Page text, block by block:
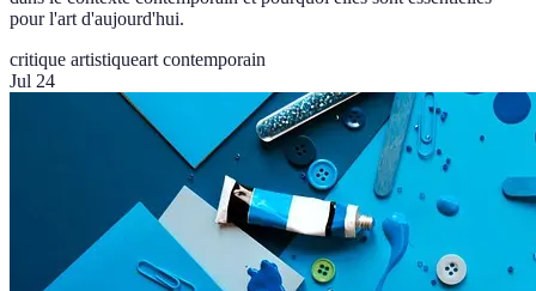
pour l'art d'aujourd'hui.
critique artistiqueart contemporain
Jul 24